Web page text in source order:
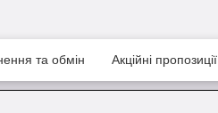
та обмін Акційні пропозиції